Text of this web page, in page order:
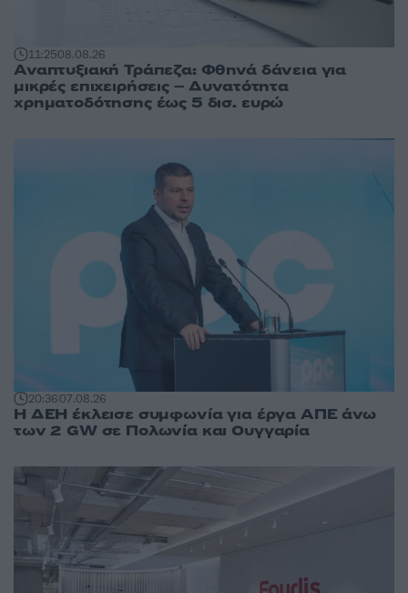
11:2508.08.26
Αναπτυξιακή Τράπεζα: Φθηνά δάνεια για
μικρές επιχειρήσεις – Δυνατότητα
χρηματοδότησης έως 5 δισ. ευρώ
20:3607.08.26
Η ΔΕΗ έκλεισε συμφωνία για έργα ΑΠΕ άνω
των 2 GW σε Πολωνία και Ουγγαρία